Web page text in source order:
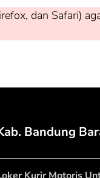
dan Safari)
Bandung